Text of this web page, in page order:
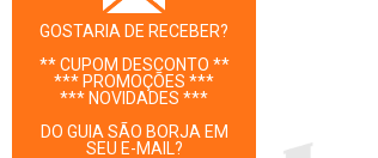
GOSTARIA DE RECEBER?
** CUPOM DESCONTO **
*** PROMOÇÕES ***
*** NOVIDADES ***
DO GUIA SÃO BORJA EM
SEU E-MAIL?